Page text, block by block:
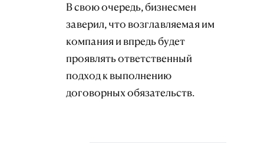
В свою очередь, бизнесмен
заверил, что возглавляемая им
компания и впредь будет
проявлять ответственный
подход к выполнению
договорных обязательств.